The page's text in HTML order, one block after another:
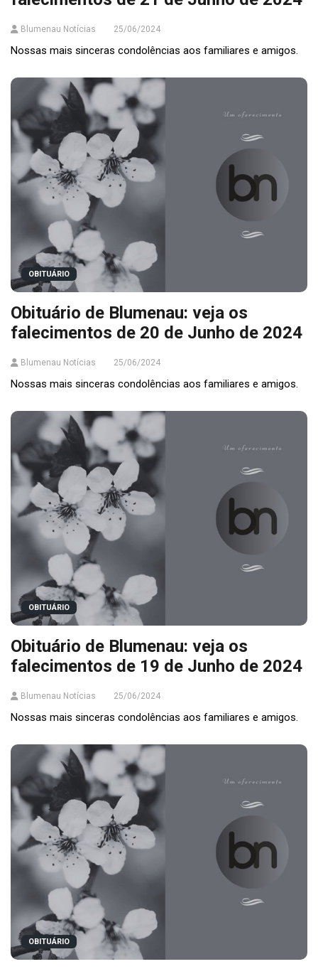
Blumenau Notícias 25/06/2024
Nossas mais sinceras condolências aos familiares e amigos.
OBITUÁRIO
Obituário de Blumenau: veja os
falecimentos de 20 de Junho de 2024
Blumenau Notícias 25/06/2024
Nossas mais sinceras condolências aos familiares e amigos.
OBITUÁRIO
Obituário de Blumenau: veja os
falecimentos de 19 de Junho de 2024
Blumenau Notícias 25/06/2024
Nossas mais sinceras condolências aos familiares e amigos.
OBITUÁRIO